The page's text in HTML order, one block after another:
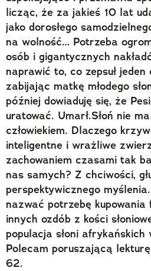
licząc, że za jakieś 10 lat
jako dorosłego
na wolność… Potrzeba
osób i gigantycznych
naprawić to, co zepsuł jeden
zabijając matkę młodego
później dowiaduję się, że
uratować. Umarł.Słoń nie
człowiekiem. Dlaczego
inteligentne i wrażliwe
zachowaniem czasami tak
nas samych? Z chciwości,
perspektywicznego
nazwać potrzebę kupowania
innych ozdób z kości
populacja słoni afrykańskich
Polecam poruszającą
62.